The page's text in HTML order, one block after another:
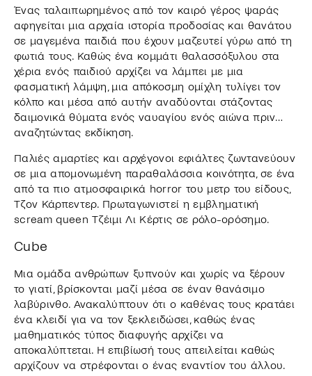
Ένας ταλαιπωρημένος από τον καιρό γέρος ψαράς
αφηγείται μια αρχαία ιστορία προδοσίας και θανάτου
σε μαγεμένα παιδιά που έχουν μαζευτεί γύρω από τη
φωτιά τους. Καθώς ένα κομμάτι θαλασσόξυλου στα
χέρια ενός παιδιού αρχίζει να λάμπει με μια
φασματική λάμψη, μια απόκοσμη ομίχλη τυλίγει τον
κόλπο και μέσα από αυτήν αναδύονται στάζοντας
δαιμονικά θύματα ενός ναυαγίου ενός αιώνα πριν…
αναζητώντας εκδίκηση.
Παλιές αμαρτίες και αρχέγονοι εφιάλτες ζωντανεύουν
σε μια απομονωμένη παραθαλάσσια κοινότητα, σε ένα
από τα πιο ατμοσφαιρικά horror του μετρ του είδους,
Τζον Κάρπεντερ. Πρωταγωνιστεί η εμβληματική
scream queen Τζέιμι Λι Κέρτις σε ρόλο-ορόσημο.
Cube
Μια ομάδα ανθρώπων ξυπνούν και χωρίς να ξέρουν
το γιατί, βρίσκονται μαζί μέσα σε έναν θανάσιμο
λαβύρινθο. Ανακαλύπτουν ότι ο καθένας τους κρατάει
ένα κλειδί για να τον ξεκλειδώσει, καθώς ένας
μαθηματικός τύπος διαφυγής αρχίζει να
αποκαλύπτεται. Η επιβίωσή τους απειλείται καθώς
αρχίζουν να στρέφονται ο ένας εναντίον του άλλου.